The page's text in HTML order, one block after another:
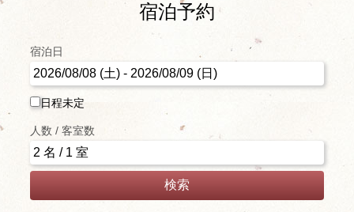
宿泊予約
宿泊日
日程未定
人数 / 客室数
検索